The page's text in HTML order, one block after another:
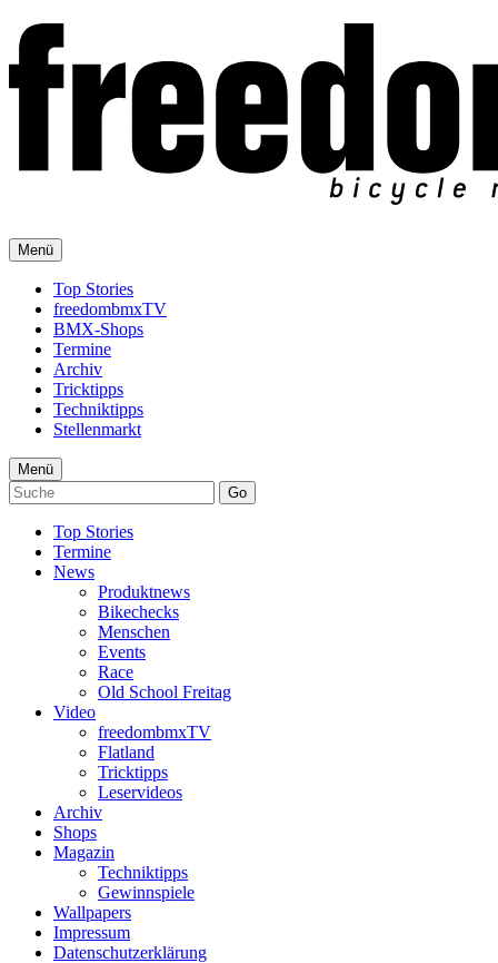
Menü
Top Stories
freedombmxTV
BMX-Shops
Termine
Archiv
Tricktipps
Techniktipps
Stellenmarkt
Menü
Go
Top Stories
Termine
News
Produktnews
Bikechecks
Menschen
Events
Race
Old School Freitag
Video
freedombmxTV
Flatland
Tricktipps
Leservideos
Archiv
Shops
Magazin
Techniktipps
Gewinnspiele
Wallpapers
Impressum
Datenschutzerklärung